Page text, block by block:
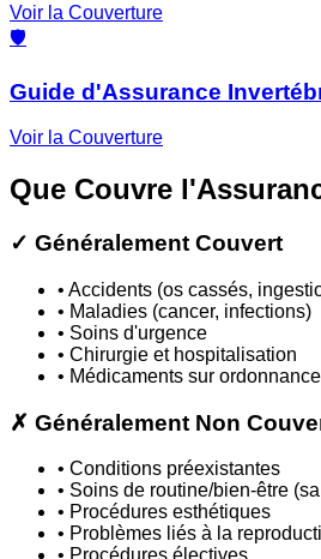
Voir la Couverture
🛡️
Guide d'Assurance
Voir la Couverture
Que Couvre
✓ Généralement Couvert
• Accidents (os cassés,
• Maladies (cancer, infections)
• Soins d'urgence
• Chirurgie et hospitalisation
• Médicaments sur ordonnance
✗ Généralement Non
• Conditions préexistantes
• Soins de routine/bien-être
• Procédures esthétiques
• Problèmes liés à la